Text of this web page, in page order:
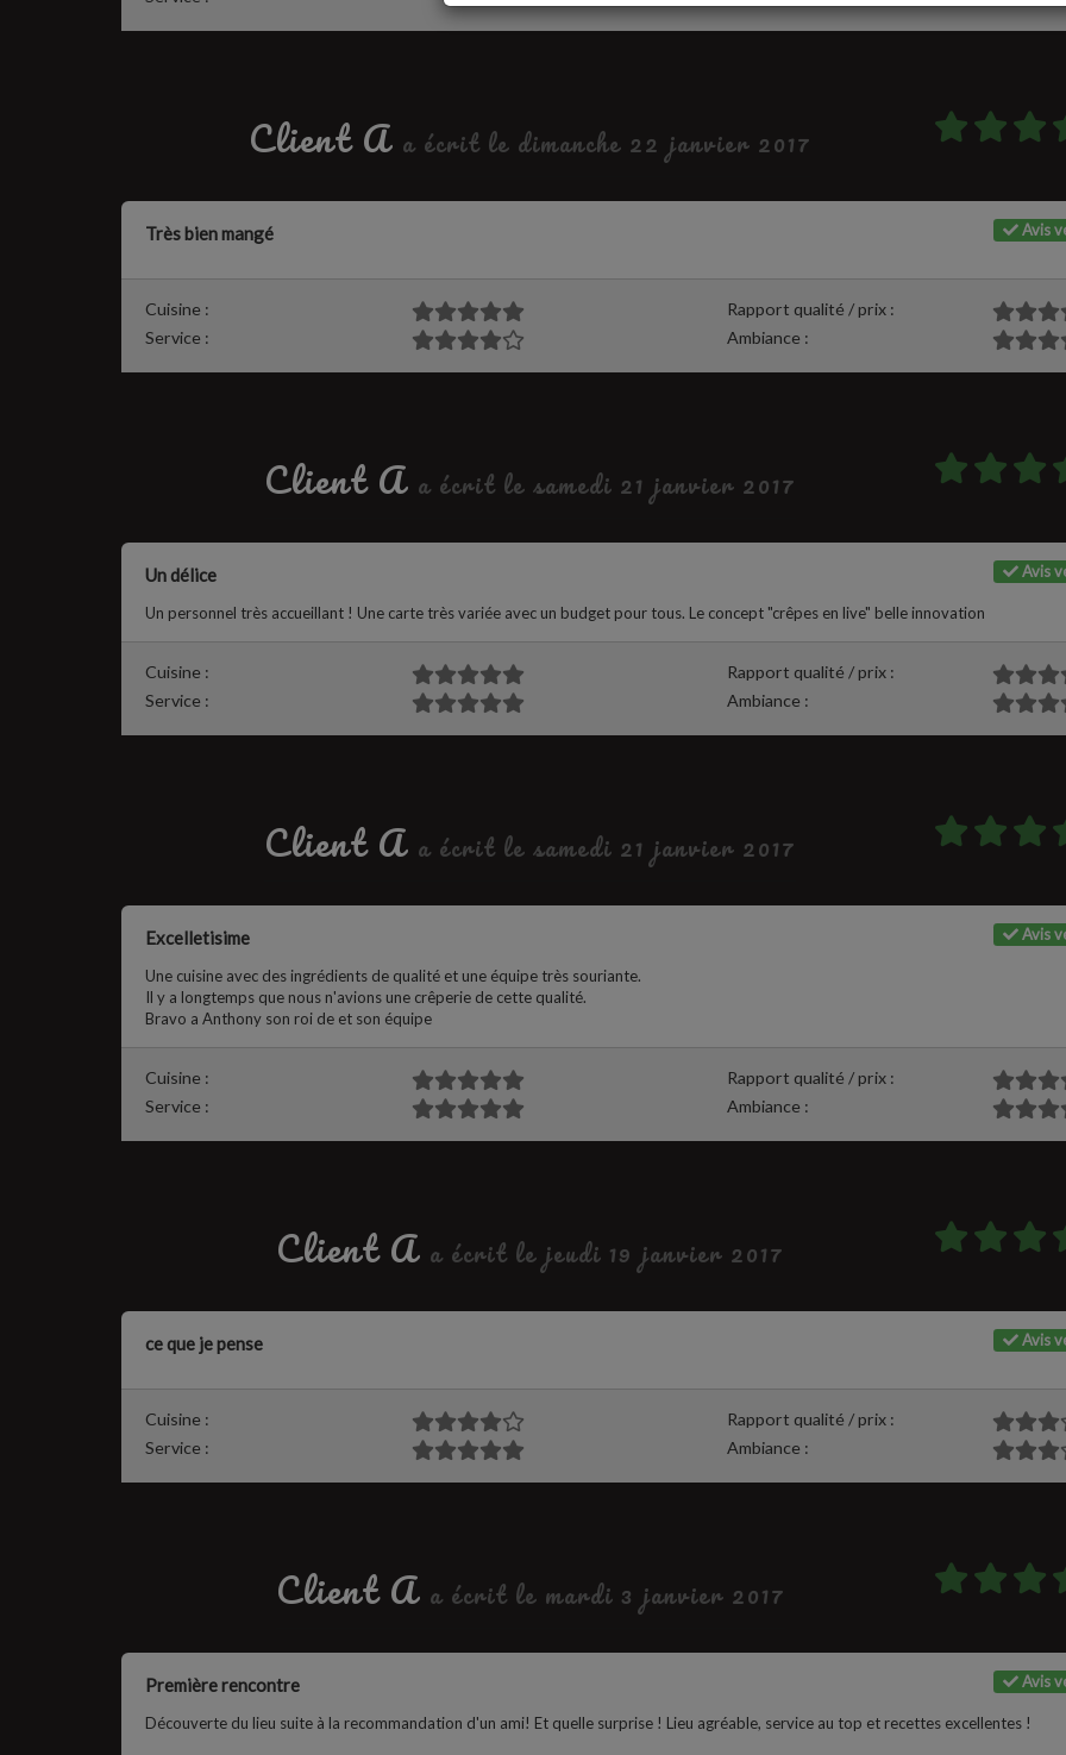
Client A a écrit le dimanche 22 janvier 2017
Avis
Très bien mangé
Cuisine :
Rapport qualité / prix :
Service :
Ambiance :
Client A a écrit le samedi 21 janvier 2017
Avis
Un délice
Un personnel très accueillant ! Une carte très variée avec un budget pour tous. Le concept "crêpes en live" belle innovation
Cuisine :
Rapport qualité / prix :
Service :
Ambiance :
Client A a écrit le samedi 21 janvier 2017
Avis
Excelletisime
Une cuisine avec des ingrédients de qualité et une équipe très souriante.
Il y a longtemps que nous n'avions une crêperie de cette qualité.
Bravo a Anthony son roi de et son équipe
Cuisine :
Rapport qualité / prix :
Service :
Ambiance :
Client A a écrit le jeudi 19 janvier 2017
Avis
ce que je pense
Cuisine :
Rapport qualité / prix :
Service :
Ambiance :
Client A a écrit le mardi 3 janvier 2017
Avis
Première rencontre
Découverte du lieu suite à la recommandation d'un ami! Et quelle surprise ! Lieu agréable, service au top et recettes excellentes !